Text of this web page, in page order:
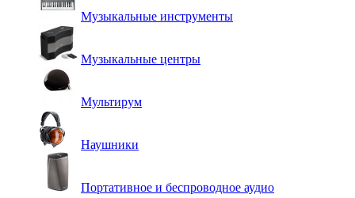
Музыкальные инструменты
Музыкальные центры
Мультирум
Наушники
Портативное и беспроводное аудио